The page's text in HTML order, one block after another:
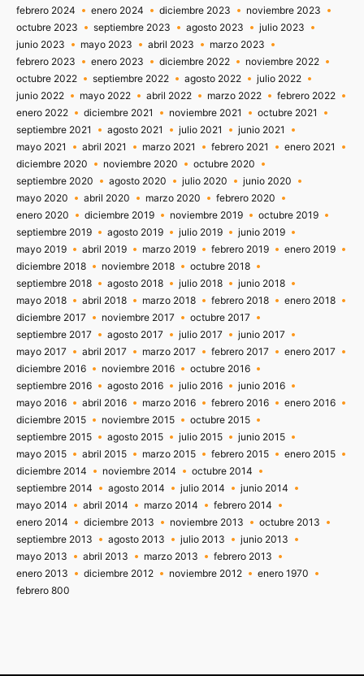
febrero 2024
enero 2024 diciembre 2023
noviembre 2023
octubre 2023
septiembre 2023 agosto 2023
julio 2023
junio 2023
mayo 2023 abril 2023
marzo 2023
febrero 2023
enero 2023 diciembre 2022
noviembre 2022
octubre 2022
septiembre 2022 agosto 2022
julio 2022
junio 2022
mayo 2022 abril 2022 marzo 2022
febrero 2022
enero 2022
diciembre 2021 noviembre 2021
octubre 2021
septiembre 2021
agosto 2021 julio 2021
junio 2021
mayo 2021
abril 2021 marzo 2021 febrero 2021
enero 2021
diciembre 2020
noviembre 2020
octubre 2020
septiembre 2020
agosto 2020 julio 2020
junio 2020
mayo 2020
abril 2020 marzo 2020
febrero 2020
enero 2020
diciembre 2019 noviembre 2019
octubre 2019
septiembre 2019
agosto 2019 julio 2019
junio 2019
mayo 2019
abril 2019 marzo 2019 febrero 2019
enero 2019
diciembre 2018
noviembre 2018
octubre 2018
septiembre 2018
agosto 2018 julio 2018
junio 2018
mayo 2018
abril 2018 marzo 2018 febrero 2018
enero 2018
diciembre 2017
noviembre 2017
octubre 2017
septiembre 2017
agosto 2017 julio 2017
junio 2017
mayo 2017
abril 2017 marzo 2017 febrero 2017
enero 2017
diciembre 2016
noviembre 2016
octubre 2016
septiembre 2016
agosto 2016 julio 2016
junio 2016
mayo 2016
abril 2016 marzo 2016 febrero 2016
enero 2016
diciembre 2015
noviembre 2015
octubre 2015
septiembre 2015
agosto 2015 julio 2015
junio 2015
mayo 2015
abril 2015 marzo 2015 febrero 2015
enero 2015
diciembre 2014
noviembre 2014
octubre 2014
septiembre 2014
agosto 2014 julio 2014
junio 2014
mayo 2014
abril 2014 marzo 2014
febrero 2014
enero 2014
diciembre 2013 noviembre 2013
octubre 2013
septiembre 2013
agosto 2013 julio 2013
junio 2013
mayo 2013
abril 2013 marzo 2013
febrero 2013
enero 2013
diciembre 2012 noviembre 2012
enero 1970
febrero 800